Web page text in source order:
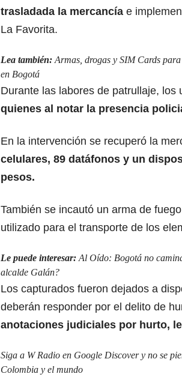
trasladada la mercancía e
La Favorita.
Lea también: Armas, drogas y SIM Cards
en Bogotá
Durante las labores de patrullaje,
quienes al notar la presencia
En la intervención se recuperó la
celulares, 89 datáfonos y un
pesos.
También se incautó un arma de
utilizado para el transporte de los
Le puede interesar: Al Oído: Bogotá no
alcalde Galán?
Los capturados fueron dejados a
deberán responder por el delito de
anotaciones judiciales por hurto,
Siga a W Radio en Google Discover y no se
Colombia y el mundo